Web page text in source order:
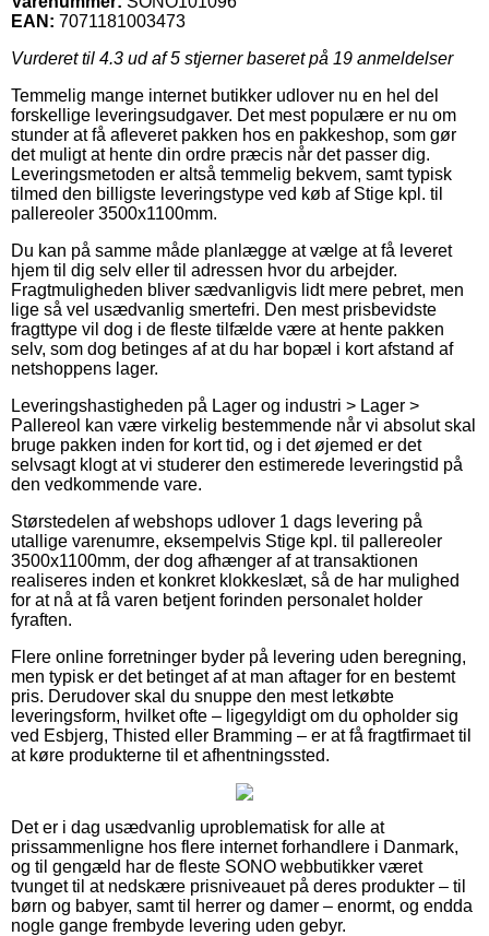
EAN: 7071181003473
Vurderet til 4.3 ud af 5 stjerner baseret på 19 anmeldelser
Temmelig mange internet butikker udlover nu en hel del
forskellige leveringsudgaver. Det mest populære er nu om
stunder at få afleveret pakken hos en pakkeshop, som gør
det muligt at hente din ordre præcis når det passer dig.
Leveringsmetoden er altså temmelig bekvem, samt typisk
tilmed den billigste leveringstype ved køb af Stige kpl. til
pallereoler 3500x1100mm.
Du kan på samme måde planlægge at vælge at få leveret
hjem til dig selv eller til adressen hvor du arbejder.
Fragtmuligheden bliver sædvanligvis lidt mere pebret, men
lige så vel usædvanlig smertefri. Den mest prisbevidste
fragttype vil dog i de fleste tilfælde være at hente pakken
selv, som dog betinges af at du har bopæl i kort afstand af
netshoppens lager.
Leveringshastigheden på Lager og industri > Lager >
Pallereol kan være virkelig bestemmende når vi absolut skal
bruge pakken inden for kort tid, og i det øjemed er det
selvsagt klogt at vi studerer den estimerede leveringstid på
den vedkommende vare.
Størstedelen af webshops udlover 1 dags levering på
utallige varenumre, eksempelvis Stige kpl. til pallereoler
3500x1100mm, der dog afhænger af at transaktionen
realiseres inden et konkret klokkeslæt, så de har mulighed
for at nå at få varen betjent forinden personalet holder
fyraften.
Flere online forretninger byder på levering uden beregning,
men typisk er det betinget af at man aftager for en bestemt
pris. Derudover skal du snuppe den mest letkøbte
leveringsform, hvilket ofte – ligegyldigt om du opholder sig
ved Esbjerg, Thisted eller Bramming – er at få fragtfirmaet til
at køre produkterne til et afhentningssted.
Det er i dag usædvanlig uproblematisk for alle at
prissammenligne hos flere internet forhandlere i Danmark,
og til gengæld har de fleste SONO webbutikker været
tvunget til at nedskære prisniveauet på deres produkter – til
børn og babyer, samt til herrer og damer – enormt, og endda
nogle gange frembyde levering uden gebyr.